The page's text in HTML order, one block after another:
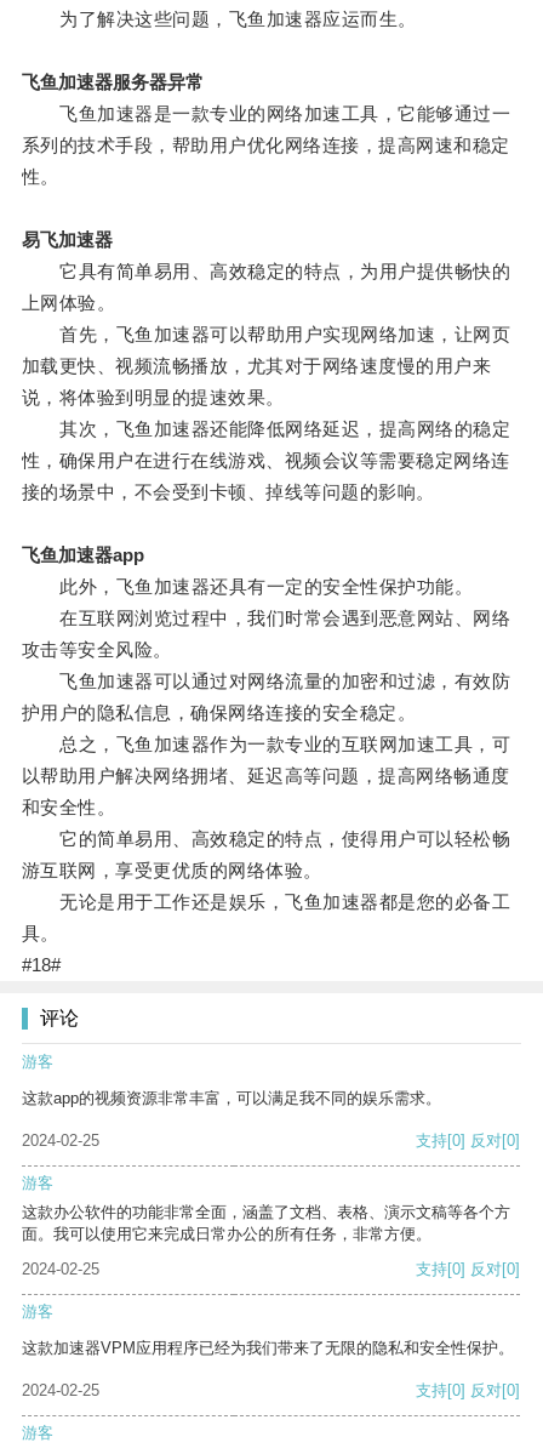
为了解决这些问题，飞鱼加速器应运而生。
飞鱼加速器服务器异常
飞鱼加速器是一款专业的网络加速工具，它能够通过一
系列的技术手段，帮助用户优化网络连接，提高网速和稳定
性。
易飞加速器
它具有简单易用、高效稳定的特点，为用户提供畅快的
上网体验。
首先，飞鱼加速器可以帮助用户实现网络加速，让网页
加载更快、视频流畅播放，尤其对于网络速度慢的用户来
说，将体验到明显的提速效果。
其次，飞鱼加速器还能降低网络延迟，提高网络的稳定
性，确保用户在进行在线游戏、视频会议等需要稳定网络连
接的场景中，不会受到卡顿、掉线等问题的影响。
飞鱼加速器app
此外，飞鱼加速器还具有一定的安全性保护功能。
在互联网浏览过程中，我们时常会遇到恶意网站、网络
攻击等安全风险。
飞鱼加速器可以通过对网络流量的加密和过滤，有效防
护用户的隐私信息，确保网络连接的安全稳定。
总之，飞鱼加速器作为一款专业的互联网加速工具，可
以帮助用户解决网络拥堵、延迟高等问题，提高网络畅通度
和安全性。
它的简单易用、高效稳定的特点，使得用户可以轻松畅
游互联网，享受更优质的网络体验。
无论是用于工作还是娱乐，飞鱼加速器都是您的必备工
具。
#18#
评论
游客
这款app的视频资源非常丰富，可以满足我不同的娱乐需求。
2024-02-25 支持[0] 反对[0]
游客
这款办公软件的功能非常全面，涵盖了文档、表格、演示文稿等各个方
面。我可以使用它来完成日常办公的所有任务，非常方便。
2024-02-25
支持[0] 反对[0]
游客
这款加速器VPM应用程序已经为我们带来了无限的隐私和安全性保护。
2024-02-25 支持[0] 反对[0]
游客